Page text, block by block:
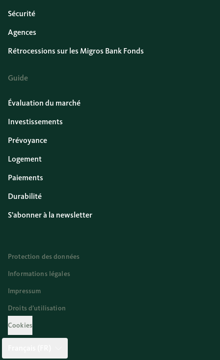
Sécurité
Agences
Rétrocessions sur les Migros Bank Fonds
Guide
Évaluation du marché
Investissements
Prévoyance
Logement
Paiements
Durabilité
S'abonner à la newsletter
Protection des données
Informations légales
Impressum
Droits d’utilisation
Cookies